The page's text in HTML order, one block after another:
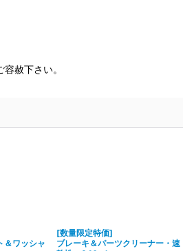
赦下さい。
＆ワッシャ
[数量限定特価]
ブレーキ＆パーツクリーナー・速